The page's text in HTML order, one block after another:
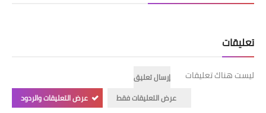
تعليقات
ليست هناك تعليقات
إرسال تعليق
عرض التعليقات فقط
عرض التعليقات والردود